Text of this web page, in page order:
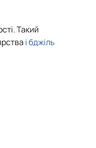
Такий
і бджіль